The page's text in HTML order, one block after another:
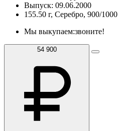
Выпуск: 09.06.2000
155.50 г, Серебро, 900/1000
Мы выкупаем:звоните!
54 900